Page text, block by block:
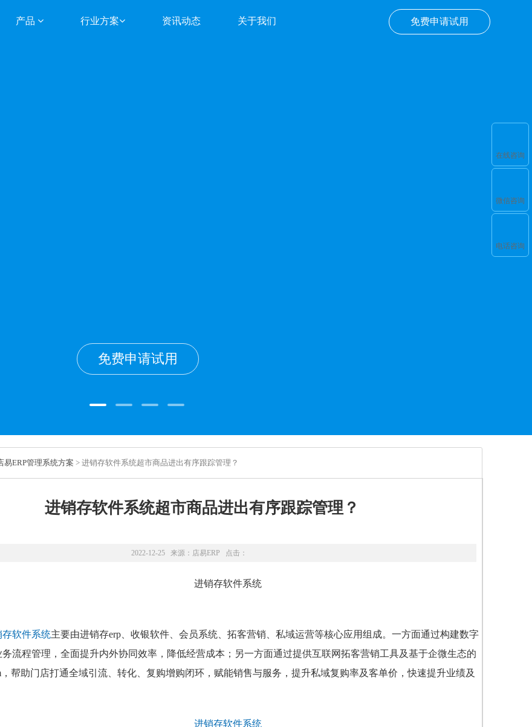
免费申请试用
产品 行业方案 资讯动态 关于我们
免费申请试用
易ERP管理系统方案 > 进销存软件系统超市商品进出有序跟踪管理？
进销存软件系统超市商品进出有序跟踪管理？
2022-12-25 来源： 店易ERP 点击：
存软件系统主要由进销存erp、收银软件、会员系统、拓客营销、私域运营等核心应用组成。一方面通过构建数字
流程管理，全面提升内外协同效率，降低经营成本；另一方面通过提供互联网拓客营销工具及基于企微生态的
，帮助门店打通全域引流、转化、复购增购闭环，赋能销售与服务，提升私域复购率及客单价，快速提升业绩及
在线咨询
微信咨询
电话咨询